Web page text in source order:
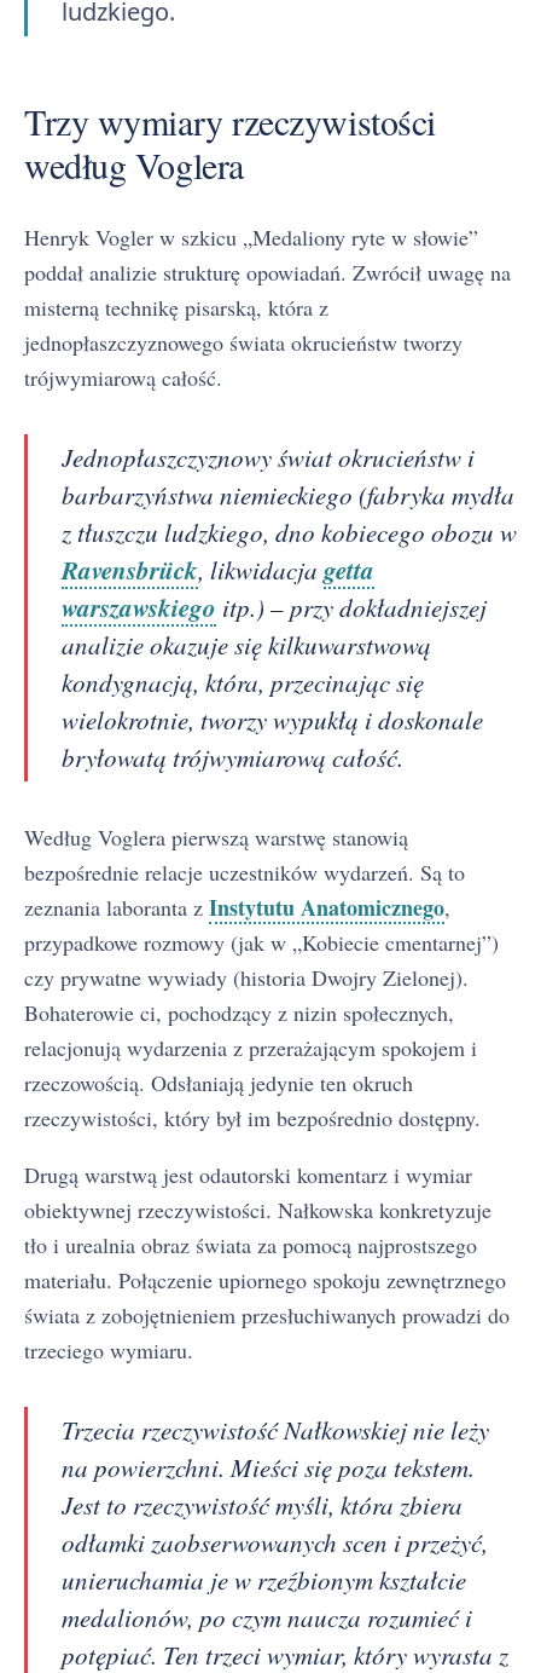
ludzkiego.
Trzy wymiary rzeczywistości
według Voglera
Henryk Vogler w szkicu „Medaliony ryte w słowie”
poddał analizie strukturę opowiadań. Zwrócił uwagę na
misterną technikę pisarską, która z
jednopłaszczyznowego świata okrucieństw tworzy
trójwymiarową całość.
Jednopłaszczyznowy świat okrucieństw i
barbarzyństwa niemieckiego (fabryka mydła
z tłuszczu ludzkiego, dno kobiecego obozu w
Ravensbrück, likwidacja getta
warszawskiego itp.) – przy dokładniejszej
analizie okazuje się kilkuwarstwową
kondygnacją, która, przecinając się
wielokrotnie, tworzy wypukłą i doskonale
bryłowatą trójwymiarową całość.
Według Voglera pierwszą warstwę stanowią
bezpośrednie relacje uczestników wydarzeń. Są to
zeznania laboranta z Instytutu Anatomicznego,
przypadkowe rozmowy (jak w „Kobiecie cmentarnej”)
czy prywatne wywiady (historia Dwojry Zielonej).
Bohaterowie ci, pochodzący z nizin społecznych,
relacjonują wydarzenia z przerażającym spokojem i
rzeczowością. Odsłaniają jedynie ten okruch
rzeczywistości, który był im bezpośrednio dostępny.
Drugą warstwą jest odautorski komentarz i wymiar
obiektywnej rzeczywistości. Nałkowska konkretyzuje
tło i urealnia obraz świata za pomocą najprostszego
materiału. Połączenie upiornego spokoju zewnętrznego
świata z zobojętnieniem przesłuchiwanych prowadzi do
trzeciego wymiaru.
Trzecia rzeczywistość Nałkowskiej nie leży
na powierzchni. Mieści się poza tekstem.
Jest to rzeczywistość myśli, która zbiera
odłamki zaobserwowanych scen i przeżyć,
unieruchamia je w rzeźbionym kształcie
medalionów, po czym naucza rozumieć i
potępiać. Ten trzeci wymiar, który wyrasta z